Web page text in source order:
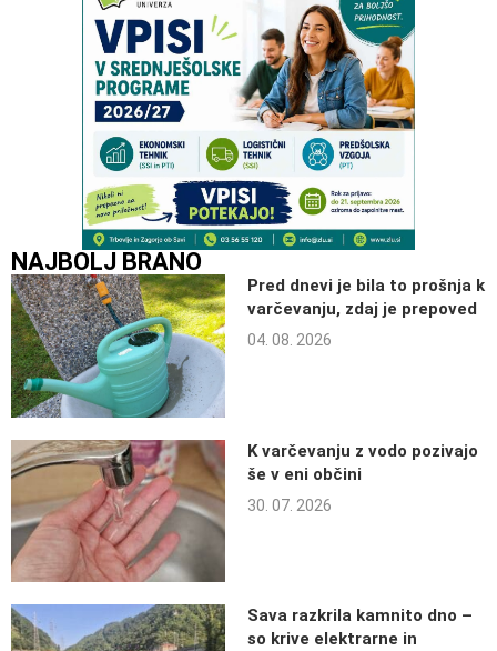
NAJBOLJ BRANO
Pred dnevi je bila to prošnja k
varčevanju, zdaj je prepoved
04. 08. 2026
K varčevanju z vodo pozivajo
še v eni občini
30. 07. 2026
Sava razkrila kamnito dno –
so krive elektrarne in